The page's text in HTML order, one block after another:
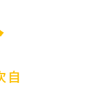
自